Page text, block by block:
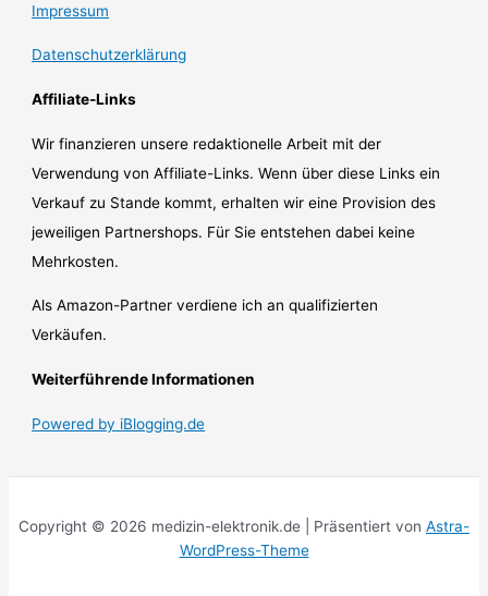
Impressum
Datenschutzerklärung
Affiliate-Links
Wir finanzieren unsere redaktionelle Arbeit mit der
Verwendung von Affiliate-Links. Wenn über diese Links ein
Verkauf zu Stande kommt, erhalten wir eine Provision des
jeweiligen Partnershops. Für Sie entstehen dabei keine
Mehrkosten.
Als Amazon-Partner verdiene ich an qualifizierten
Verkäufen.
Weiterführende Informationen
Powered by iBlogging.de
Copyright © 2026 medizin-elektronik.de | Präsentiert von Astra-
WordPress-Theme